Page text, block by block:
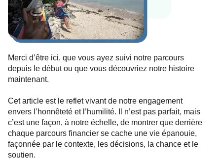
Merci d’être ici, que vous ayez suivi notre parcours
depuis le début ou que vous découvriez notre histoire
maintenant.
Cet article est le reflet vivant de notre engagement
envers l’honnêteté et l’humilité. Il n’est pas parfait, mais
c’est une façon, à notre échelle, de montrer que derrière
chaque parcours financier se cache une vie épanouie,
façonnée par le contexte, les décisions, la chance et le
soutien.